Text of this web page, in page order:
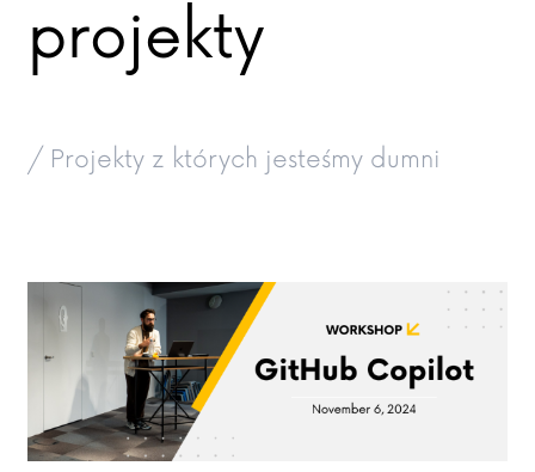
projekty
/ Projekty z których jesteśmy dumni